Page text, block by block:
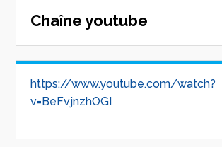
Chaîne youtube
https://www.youtube.com/watch?
v=BeFvjnzhOGI